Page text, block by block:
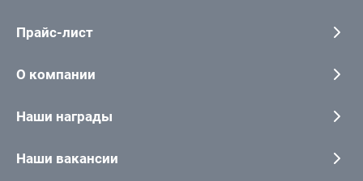
Прайс-лист
О компании
Наши награды
Наши вакансии